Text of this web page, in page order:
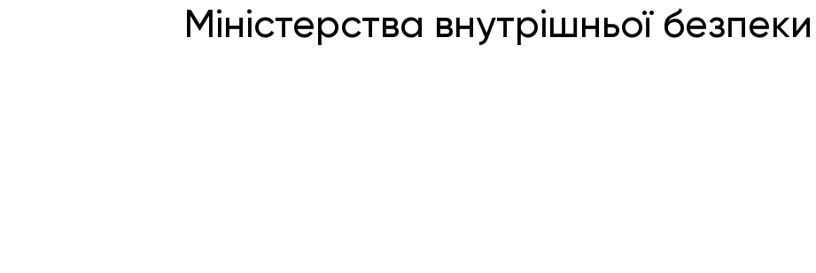
Міністерства внутрішньої безпеки